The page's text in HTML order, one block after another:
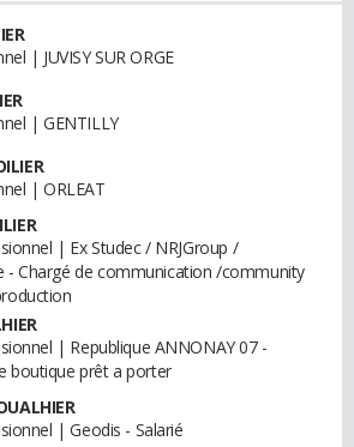
| JUVISY SUR ORGE
| GENTILLY
| ORLEAT
| Ex Studec / NRJGroup /
- Chargé de communication /community
| Republique ANNONAY 07 -
boutique prêt a porter
| Geodis - Salarié